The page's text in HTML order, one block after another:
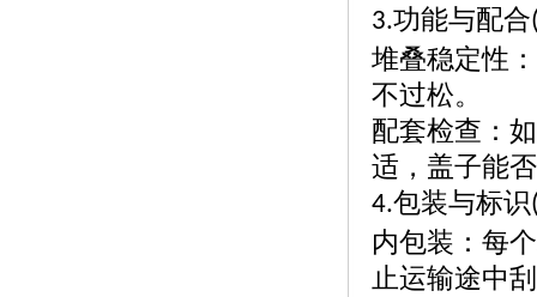
3.功能与配合
堆叠稳定性
不过松。
配套检查：
适，盖子能
4.包装与标识
内包装：每
止运输途中